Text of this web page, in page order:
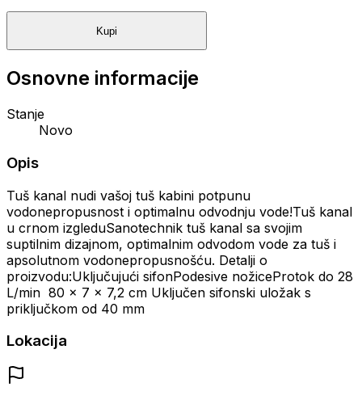
Kupi
Osnovne informacije
Stanje
Novo
Opis
Tuš kanal nudi vašoj tuš kabini potpunu
vodonepropusnost i optimalnu odvodnju vode!Tuš kanal
u crnom izgleduSanotechnik tuš kanal sa svojim
suptilnim dizajnom, optimalnim odvodom vode za tuš i
apsolutnom vodonepropusnošću. Detalji o
proizvodu:Uključujući sifonPodesive nožiceProtok do 28
L/min 80 x 7 x 7,2 cm Uključen sifonski uložak s
priključkom od 40 mm
Lokacija